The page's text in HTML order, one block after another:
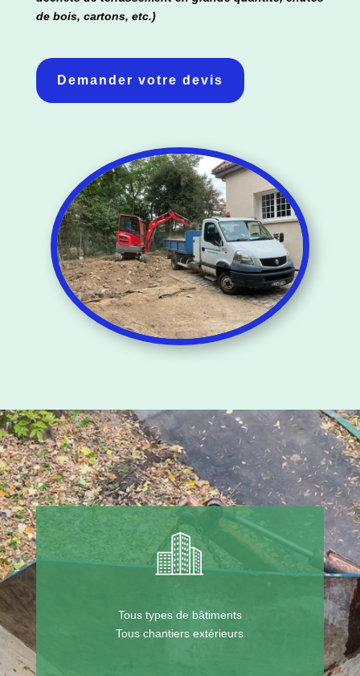
de bois, cartons, etc.)
Demander votre devis
Tous types de bâtiments
Tous chantiers extérieurs